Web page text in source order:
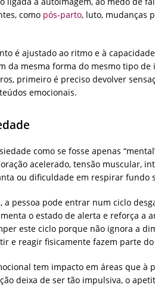
como pós-parto, luto, mudanças
é ajustado ao ritmo e à
da mesma forma do mesmo tipo de
primeiro é preciso devolver
emocionais.
como se fosse apenas
acelerado, tensão muscular,
ou dificuldade em respirar fundo
pessoa pode entrar num ciclo
o estado de alerta e reforça a
este ciclo porque não ignora a
e reagir fisicamente fazem parte
tem impacto em áreas que à
deixa de ser tão impulsiva, o